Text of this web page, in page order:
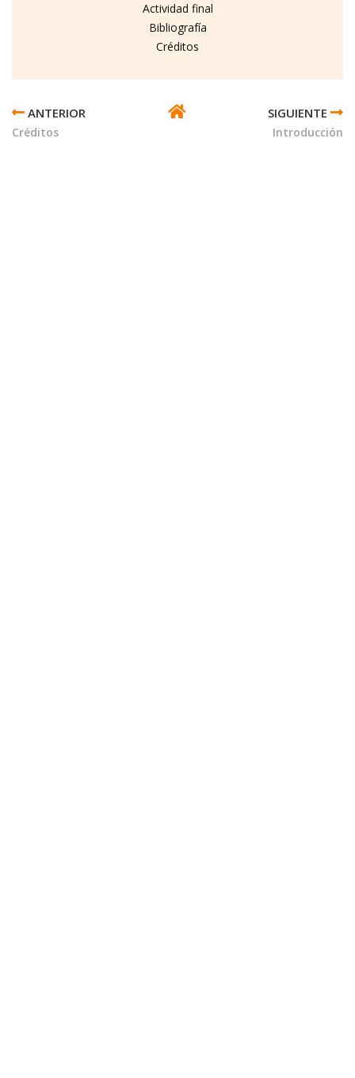
Actividad final
Bibliografía
Créditos
TRANSVERSALES
DE
Créditos Introducción